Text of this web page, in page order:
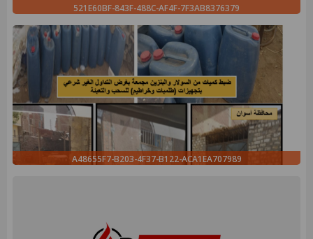
521E60BF-843F-488C-AF4F-7F3AB8376379
A48655F7-B203-4F37-B122-ACA1EA707989